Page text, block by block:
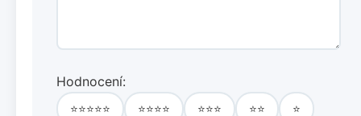
Hodnocení:
⭐⭐⭐⭐⭐ ⭐⭐⭐⭐ ⭐⭐⭐ ⭐⭐ ⭐